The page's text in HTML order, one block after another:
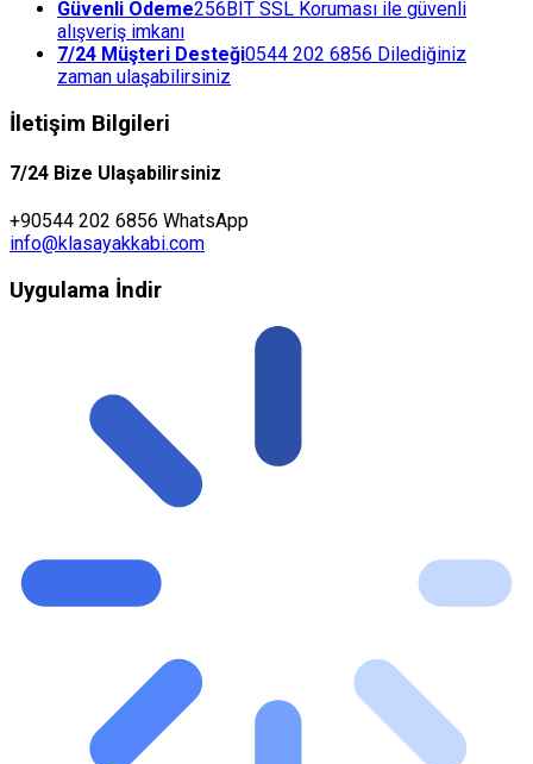
Güvenli Ödeme256BIT SSL Koruması ile güvenli
alışveriş imkanı
7/24 Müşteri Desteği0544 202 6856 Dilediğiniz
zaman ulaşabilirsiniz
İletişim Bilgileri
7/24 Bize Ulaşabilirsiniz
+90544 202 6856 WhatsApp
info@klasayakkabi.com
Uygulama İndir